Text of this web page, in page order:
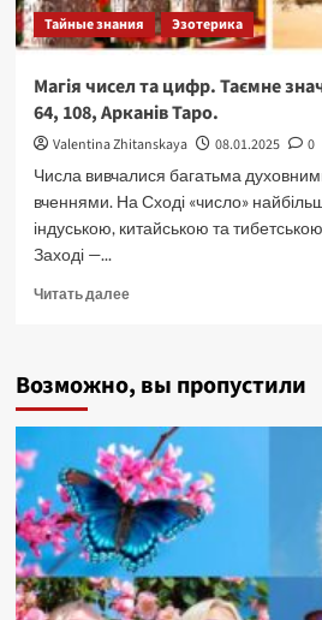
Тайные знания Эзотерика
Магія чисел та цифр. Таємне
64, 108, Арканів Таро.
Valentina Zhitanskaya 08.01.2025
0
Числа вивчалися багатьма
вченнями. На Сході «число»
індуською, китайською та
Заході —...
Читать далееПрочитать
чисел
цифр.
Таємне
значення
чисел
Пі,
Фі,
64,
108,
Арканів
Возможно, вы пропустили